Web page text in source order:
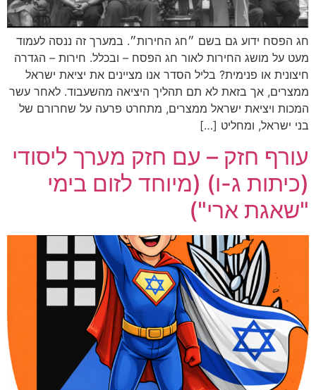
חג הפסח ידוע גם בשם ״חג החירות״. במערך זה ננסה לעמוד
מעט על מושג החירות לאור חג הפסח – ובכלל. חירות – הגדרה
חיצונית או פנימית? בליל הסדר אנו מציינים את יציאת ישראל
ממצרים, אך בזאת לא תם תהליך היציאה מהשעבוד. לאחר עשר
המכות ויציאת ישראל ממצרים, מתחרט פרעה על שחרורם של
בני ישראל, ומחליט […]
עורף חזק – עם חזק מערך ליסודי
(כיתות ג-ו) (מיוחד לזום בימי
"שאגת ארי")